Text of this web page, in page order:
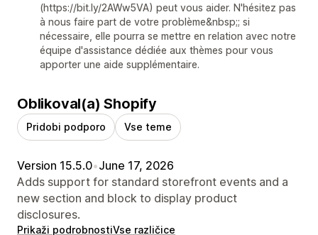
(https://bit.ly/2AWw5VA) peut vous aider. N'hésitez pas
à nous faire part de votre problème&nbsp;; si
nécessaire, elle pourra se mettre en relation avec notre
équipe d'assistance dédiée aux thèmes pour vous
apporter une aide supplémentaire.
Oblikoval(a) Shopify
Pridobi podporo Vse teme
Version 15.5.0•June 17, 2026
Adds support for standard storefront events and a
new section and block to display product
disclosures.
Prikaži podrobnostiVse različice